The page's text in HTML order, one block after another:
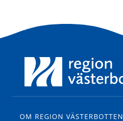
OM REGION VÄSTERBOTTEN